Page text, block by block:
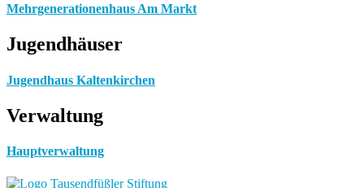
Mehrgenerationenhaus Am Markt
Jugendhäuser
Jugendhaus Kaltenkirchen
Verwaltung
Hauptverwaltung